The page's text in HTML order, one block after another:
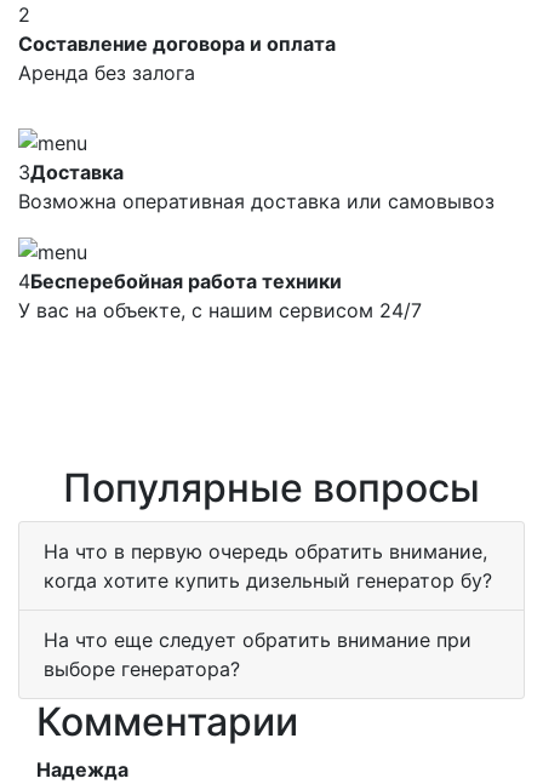
2
Составление договора и оплата
Аренда без залога
3Доставка
Возможна оперативная доставка или самовывоз
4Бесперебойная работа техники
У вас на объекте, с нашим сервисом 24/7
Популярные вопросы
На что в первую очередь обратить внимание,
когда хотите купить дизельный генератор бу?
На что еще следует обратить внимание при
выборе генератора?
Комментарии
Надежда